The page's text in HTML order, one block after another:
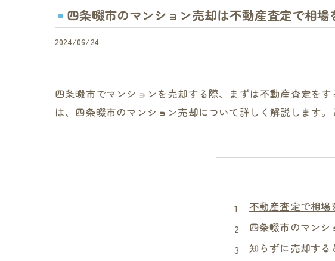
四条畷市のマンション売却は不動産査定で相場
2024/06/24
四条畷市でマンションを売却する際、まずは不動産査定を
は、四条畷市のマンション売却について詳しく解説します。
不動産査定で相場
四条畷市のマンシ
知らずに売却する